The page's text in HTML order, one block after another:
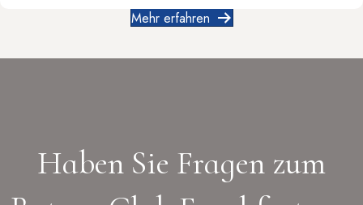
Mehr erfahren
Haben Sie Fragen zum